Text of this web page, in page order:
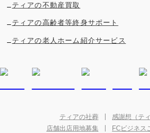
ティアの不動産買取
ティアの高齢者等終身サポート
ティアの老人ホーム紹介サービス
ティアの社葬
感謝想（テ
店舗出店用地募集
FCビジネス